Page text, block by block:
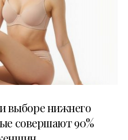
выборе нижнего
совершают 90%